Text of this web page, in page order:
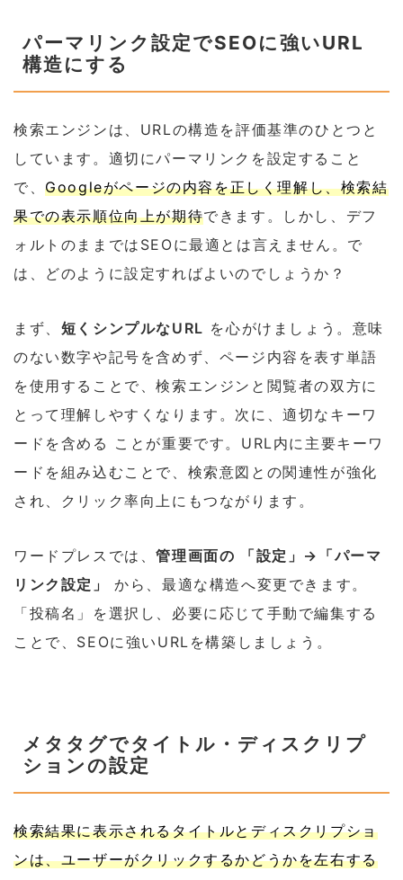
パーマリンク設定でSEOに強いURL
構造にする
検索エンジンは、URLの構造を評価基準のひとつと
しています。適切にパーマリンクを設定すること
で、Googleがページの内容を正しく理解し、検索結
果での表示順位向上が期待できます。しかし、デフ
ォルトのままではSEOに最適とは言えません。で
は、どのように設定すればよいのでしょうか？
まず、 短くシンプルなURL を心がけましょう。意味
のない数字や記号を含めず、ページ内容を表す単語
を使用することで、検索エンジンと閲覧者の双方に
とって理解しやすくなります。次に、適切なキーワ
ードを含める ことが重要です。URL内に主要キーワ
ードを組み込むことで、検索意図との関連性が強化
され、クリック率向上にもつながります。
ワードプレスでは、管理画面の 「設定」→「パーマ
リンク設定」
から、最適な構造へ変更できます。
「投稿名」を選択し、必要に応じて手動で編集する
ことで、SEOに強いURLを構築しましょう。
メタタグでタイトル・ディスクリプ
ションの設定
検索結果に表示されるタイトルとディスクリプショ
ンは、ユーザーがクリックするかどうかを左右する